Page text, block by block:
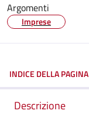
Argomenti
Imprese
INDICE DELLA PAGINA
Descrizione